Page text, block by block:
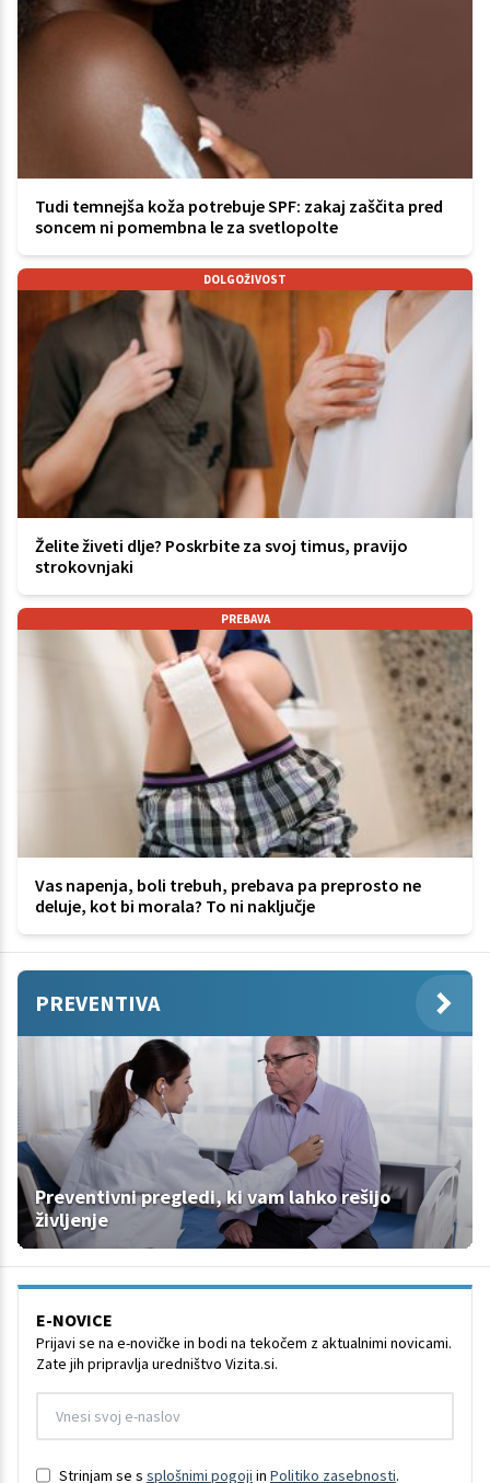
Tudi temnejša koža potrebuje SPF: zakaj zaščita pred
soncem ni pomembna le za svetlopolte
DOLGOŽIVOST
Želite živeti dlje? Poskrbite za svoj timus, pravijo
strokovnjaki
PREBAVA
Vas napenja, boli trebuh, prebava pa preprosto ne
deluje, kot bi morala? To ni naključje
PREVENTIVA
Preventivni pregledi, ki vam lahko rešijo
življenje
E-NOVICE
Prijavi se na e-novičke in bodi na tekočem z aktualnimi novicami.
Zate jih pripravlja uredništvo Vizita.si.
Strinjam se s splošnimi pogoji in Politiko zasebnosti.